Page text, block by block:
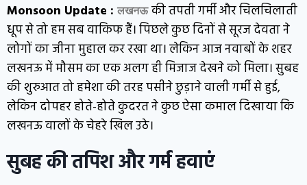
Monsoon Update : लखनऊ की तपती गर्मी और चिलचिलाती
धूप से तो हम सब वाकिफ हैं। पिछले कुछ दिनों से सूरज देवता ने
लोगों का जीना मुहाल कर रखा था। लेकिन आज नवाबों के शहर
लखनऊ में मौसम का एक अलग ही मिजाज देखने को मिला। सुबह
की शुरुआत तो हमेशा की तरह पसीने छुड़ाने वाली गर्मी से हुई,
लेकिन दोपहर होते-होते कुदरत ने कुछ ऐसा कमाल दिखाया कि
लखनऊ वालों के चेहरे खिल उठे।
सुबह की तपिश और गर्म हवाएं